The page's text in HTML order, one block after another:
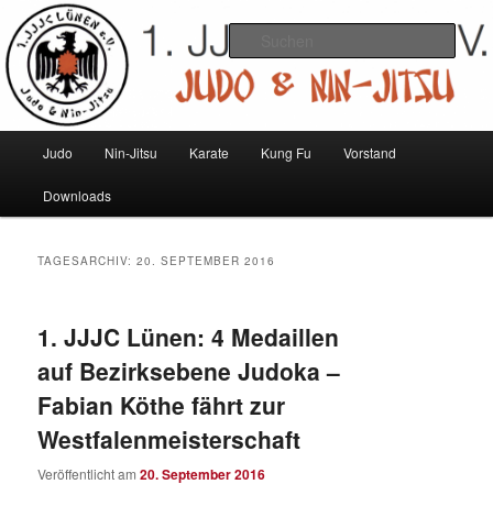
primären
Inhalt
springen
sekundären
Inhalt
springen1. JJJC Lünen e.V.
Judo und Ninjitsu
Judo Nin-Jitsu Karate Kung Fu Vorstand
Downloads
TAGESARCHIV:20. SEPTEMBER 2016
1. JJJC Lünen: 4 Medaillen
auf Bezirksebene Judoka –
Fabian Köthe fährt zur
Westfalenmeisterschaft
Veröffentlicht am20. September 2016